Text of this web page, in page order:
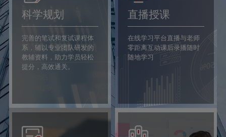
科学规划
完善的笔试和复试课程体
系，辅以专业团队研发的
教辅资料，助力学员轻松
提分，高效通关。
直播授课
在线学习平台直播与老师
零距离互动课后录播随时
随地学习